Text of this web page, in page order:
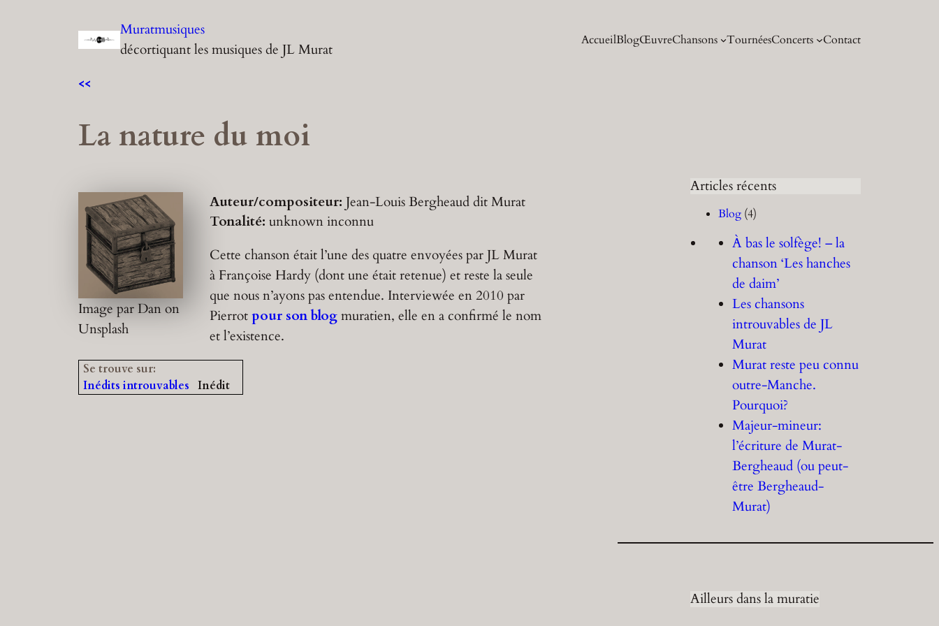
Muratmusiques
décortiquant les musiques de JL Murat
AccueilBlogŒuvreChansons TournéesConcerts Contact
<<
La nature du moi
Image par Dan on
Unsplash
Auteur/compositeur:Jean-Louis Bergheaud dit Murat
Tonalité:unknown inconnu
Cette chanson était l’une des quatre envoyées par JL Murat
à Françoise Hardy (dont une était retenue) et reste la seule
que nous n’ayons pas entendue. Interviewée en 2010 par
Pierrotpour son blogmuratien, elle en a confirmé le nom
et l’existence.
Se trouve sur:
Inédits introuvables Inédit
Articles récents
Blog (4)
À bas le solfège! – la
chanson ‘Les hanches
de daim’
Les chansons
introuvables de JL
Murat
Murat reste peu connu
outre-Manche.
Pourquoi?
Majeur-mineur:
l’écriture de Murat-
Bergheaud (ou peut-
être Bergheaud-
Murat)
Ailleurs dans la muratie